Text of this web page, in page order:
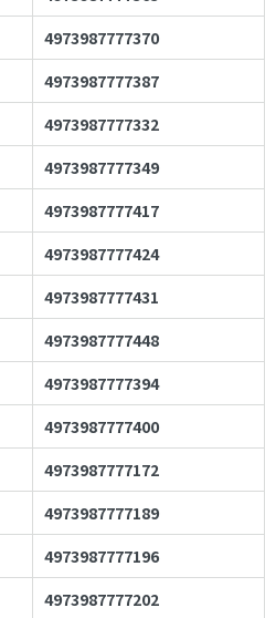
4973987777370
4973987777387
4973987777332
4973987777349
4973987777417
4973987777424
4973987777431
4973987777448
4973987777394
4973987777400
4973987777172
4973987777189
4973987777196
4973987777202